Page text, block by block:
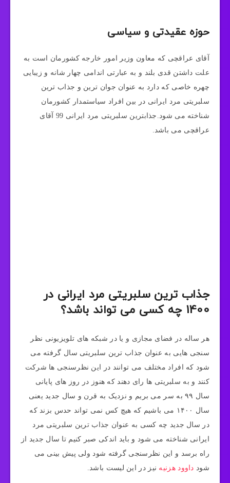
حوزه عقیدتی و سیاسی
آقای عراقچی که معاون وزیر امور خارجه کشورمان است به
علت داشتن قدی بلند و به عبارتی اندامی چهار شانه و زیبایی
چهره خاصی که دارد به عنوان جوان ترین و جذاب ترین
سلبریتی مرد ایرانی در بین افراد سیاستمدار کشورمان
شناخته می‌ شود.جذابترین سلبریتی مرد ایرانی 99 آقای
عراقچی می باشد.
جذاب ترین سلبریتی مرد ایرانی در
1400 چه کسی می تواند باشد؟
هر ساله در فضای مجازی و یا در شبکه‌ های تلویزیونی نظر
سنجی‌ هایی به عنوان جذاب ترین سلبریتی سال گرفته می‌
شود که افراد مختلف می‌ توانند در این نظرسنجی ها شرکت
کنند و به سلبریتی ها رای دهند که هنوز در روز های پایانی
سال ۹۹ به سر می بریم و نزدیک به قرن و سال جدید یعنی
سال ۱۴۰۰ می باشیم که هیچ کس نمی تواند حدس بزند که
در سال جدید چه کسی به عنوان جذاب ترین سلبریتی مرد
ایرانی شناخته می شود و باید اندکی صبر کنیم تا سال جدید از
راه برسد و این نظرسنجی گرفته شود ولی پیش بینی می
شود داوود هزنیه نیز در این لیست باشد.